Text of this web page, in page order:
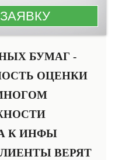
БУМАГ -
ОЦЕНКИ
К ИНФЫ
ВЕРЯТ